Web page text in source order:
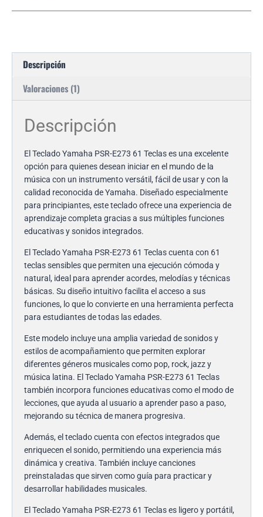
Descripción
Valoraciones (1)
Descripción
El Teclado Yamaha PSR-E273 61 Teclas es una excelente
opción para quienes desean iniciar en el mundo de la
música con un instrumento versátil, fácil de usar y con la
calidad reconocida de Yamaha. Diseñado especialmente
para principiantes, este teclado ofrece una experiencia de
aprendizaje completa gracias a sus múltiples funciones
educativas y sonidos integrados.
El Teclado Yamaha PSR-E273 61 Teclas cuenta con 61
teclas sensibles que permiten una ejecución cómoda y
natural, ideal para aprender acordes, melodías y técnicas
básicas. Su diseño intuitivo facilita el acceso a sus
funciones, lo que lo convierte en una herramienta perfecta
para estudiantes de todas las edades.
Este modelo incluye una amplia variedad de sonidos y
estilos de acompañamiento que permiten explorar
diferentes géneros musicales como pop, rock, jazz y
música latina. El Teclado Yamaha PSR-E273 61 Teclas
también incorpora funciones educativas como el modo de
lecciones, que ayuda al usuario a aprender paso a paso,
mejorando su técnica de manera progresiva.
Además, el teclado cuenta con efectos integrados que
enriquecen el sonido, permitiendo una experiencia más
dinámica y creativa. También incluye canciones
preinstaladas que sirven como guía para practicar y
desarrollar habilidades musicales.
El Teclado Yamaha PSR-E273 61 Teclas es ligero y portátil,